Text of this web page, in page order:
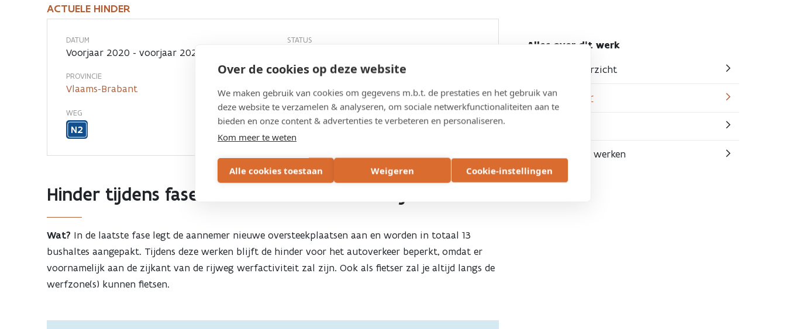
Over de cookies op deze website
We maken gebruik van cookies om gegevens m.b.t. de prestaties en het gebruik van
deze website te verzamelen & analyseren, om sociale netwerkfunctionaliteiten aan te
bieden en onze content & advertenties te verbeteren en personaliseren.
Kom meer te weten
Alle cookies toestaan Weigeren Cookie-instellingen
Actuele
hinder
ACTUELE HINDER
DATUM
Voorjaar 2020 - voorjaar 2022
STATUS
PROVINCIE
Vlaams-Brabant
PLAATS
Lubbeek
WEG
N2
Hinder tijdens fase 3 (november 2021 - voorjaar 2022)
Wat? In de laatste fase legt de aannemer nieuwe oversteekplaatsen aan en worden in totaal 13
bushaltes aangepakt. Tijdens deze werken blijft de hinder voor het autoverkeer beperkt, omdat er
voornamelijk aan de zijkant van de rijweg werfactiviteit zal zijn. Ook als fietser zal je altijd langs de
werfzone(s) kunnen fietsen.
Alles over dit werk
Algemeen overzicht
Actuele hinder
Situatie na de werken